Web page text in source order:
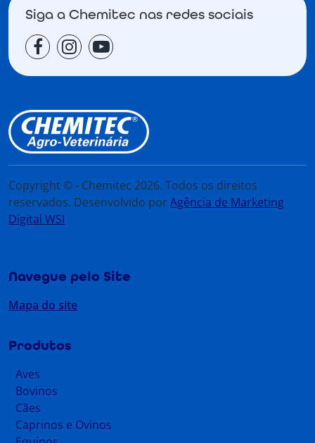
Siga a Chemitec nas redes sociais
Copyright © - Chemitec 2026. Todos os direitos
reservados. Desenvolvido porAgência de Marketing
Digital WSI
Navegue pelo Site
Mapa do site
Produtos
Aves
Bovinos
Cães
Caprinos e Ovinos